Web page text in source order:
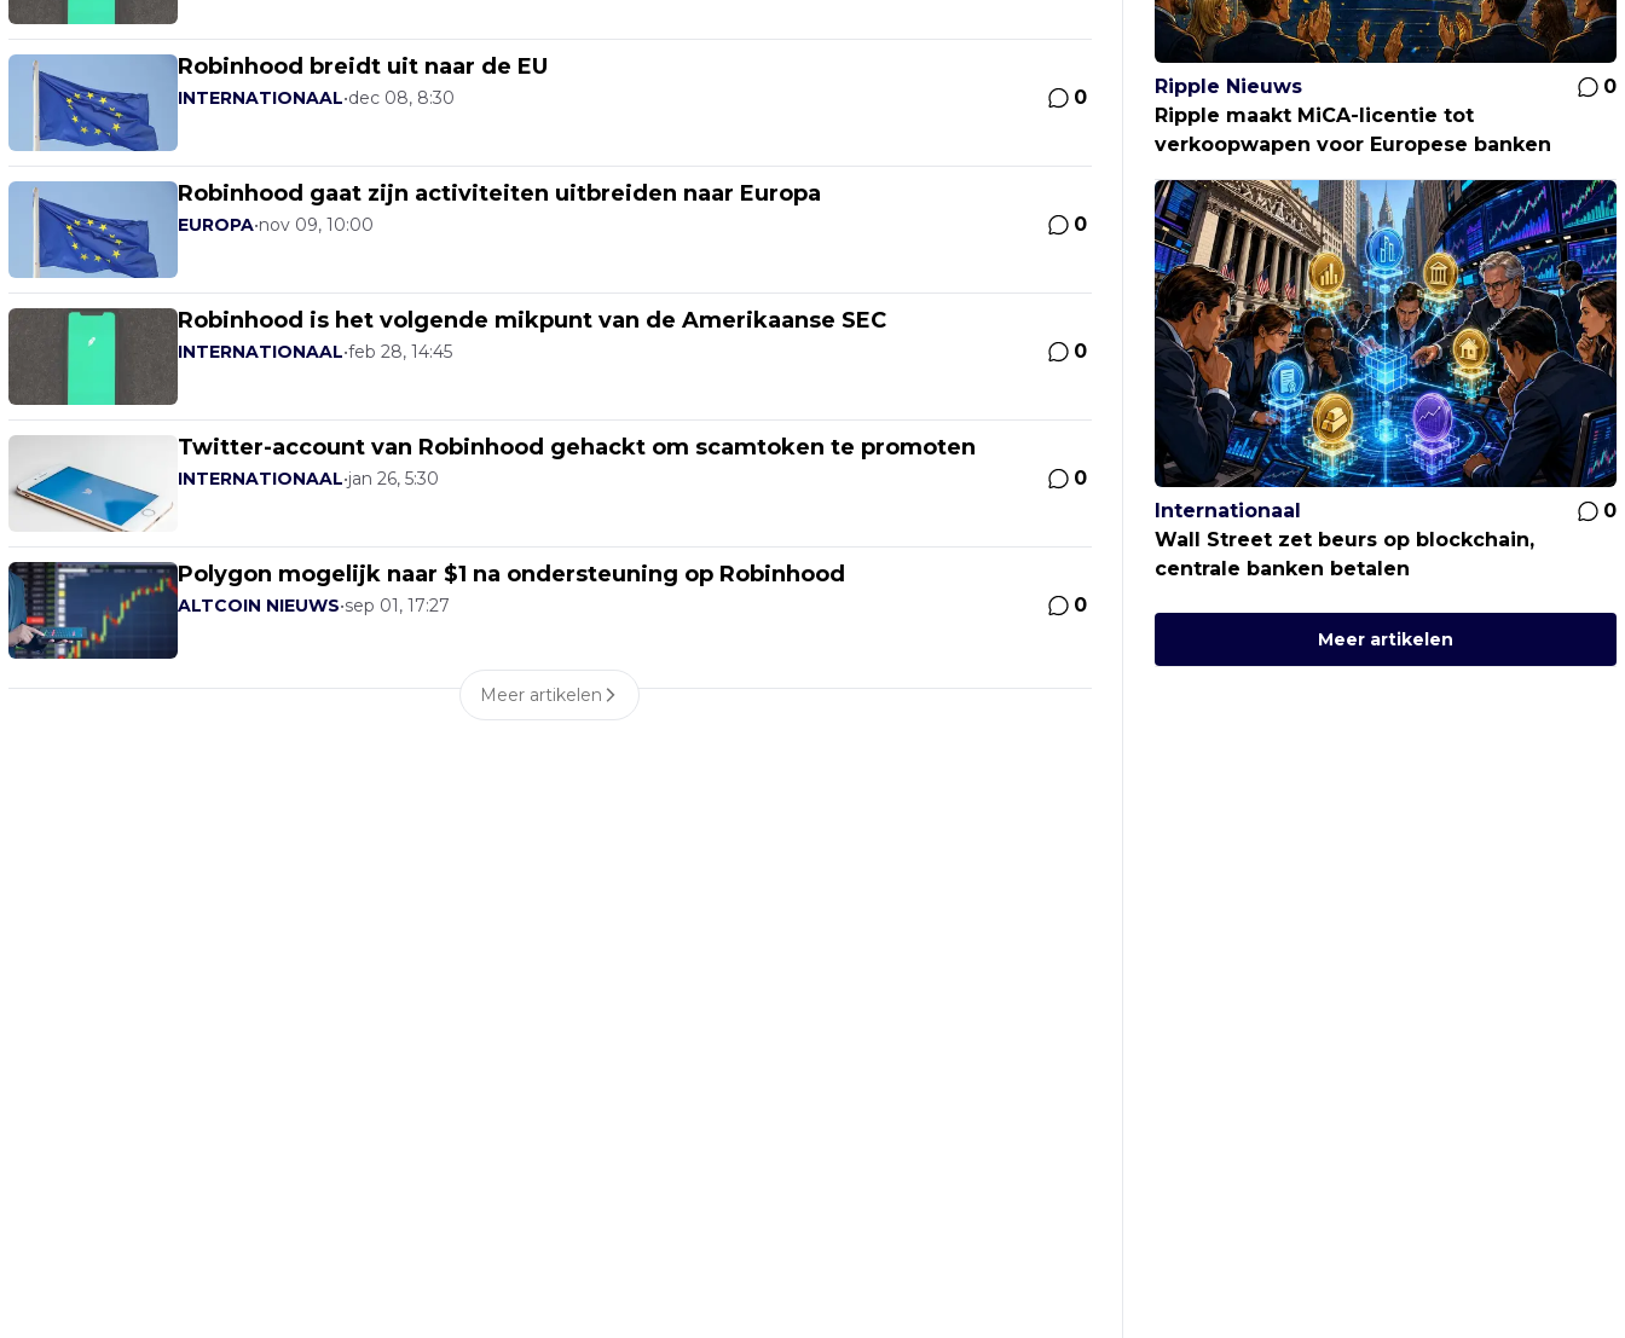
Robinhood breidt uit naar de EU
INTERNATIONAAL•dec 08, 8:30 0
Robinhood gaat zijn activiteiten uitbreiden naar Europa
EUROPA•nov 09, 10:00 0
Robinhood is het volgende mikpunt van de Amerikaanse SEC
INTERNATIONAAL•feb 28, 14:45 0
Twitter-account van Robinhood gehackt om scamtoken te promoten
INTERNATIONAAL•jan 26, 5:30 0
Polygon mogelijk naar $1 na ondersteuning op Robinhood
ALTCOIN NIEUWS•sep 01, 17:27 0
Meer artikelen
Ripple Nieuws
0
Ripple maakt MiCA-licentie tot
verkoopwapen voor Europese banken
Internationaal
0
Wall Street zet beurs op blockchain,
centrale banken betalen
Meer artikelen